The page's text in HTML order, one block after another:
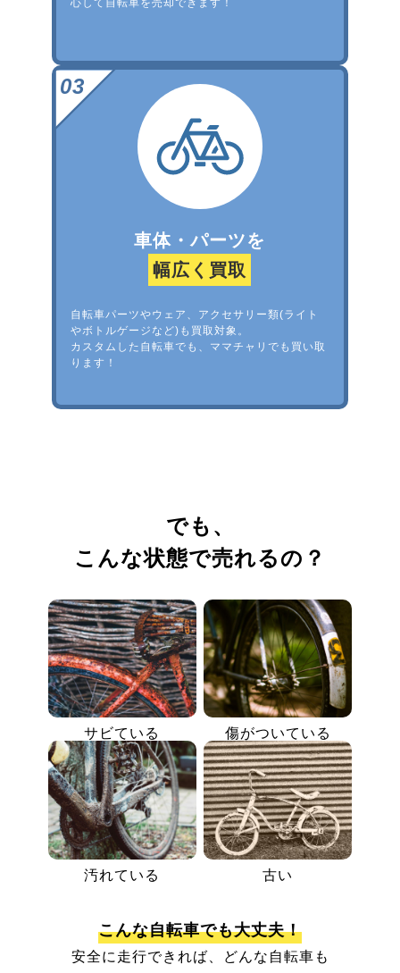
心して自転車を売却できます！
車体・パーツを
幅広く買取
自転車パーツやウェア、アクセサリー類(ライト
やボトルゲージなど)も買取対象。
カスタムした自転車でも、ママチャリでも買い取
ります！
でも、
こんな状態で売れるの？
サビている 傷がついている
汚れている 古い
こんな自転車でも大丈夫！
安全に走行できれば、どんな自転車も